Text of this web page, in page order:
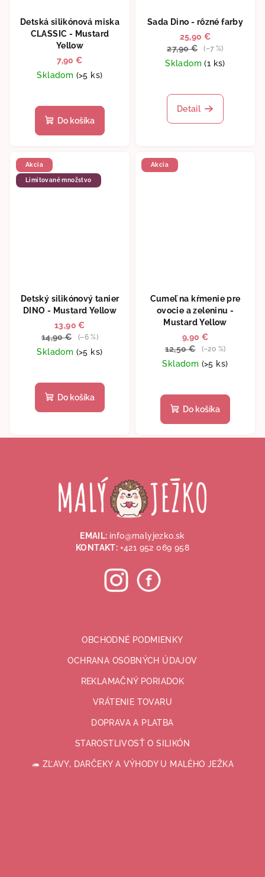
Detská silikónová miska
CLASSIC - Mustard
Yellow
7,90 €
Skladom (>5 ks)
Do košíka
Sada Dino - rôzné farby
25,90 €
27,90 €
(–7 %)
Skladom(1 ks)
hodnotenie
produktu
Detail
Akcia
Limitované množstvo
Detský silikónový tanier
DINO - Mustard Yellow
13,90 €
14,90 €
(–6 %)
Skladom (>5 ks)
Do košíka
Akcia
Cumeľ na kŕmenie pre
ovocie a zeleninu -
Mustard Yellow
9,90 €
12,50 €
(–20 %)
Skladom (>5 ks)
Do košíka
EMAIL: info@malyjezko.sk
KONTAKT: +421 952 069 958
OBCHODNÉ PODMIENKY
OCHRANA OSOBNÝCH ÚDAJOV
REKLAMAČNÝ PORIADOK
VRÁTENIE TOVARU
DOPRAVA A PLATBA
STAROSTLIVOSŤ O SILIKÓN
🦔 ZĽAVY, DARČEKY A VÝHODY U MALÉHO JEŽKA